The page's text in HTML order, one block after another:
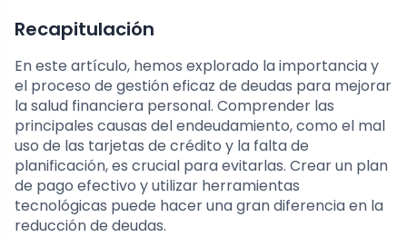
Recapitulación
En este artículo, hemos explorado la importancia y
el proceso de gestión eficaz de deudas para mejorar
la salud financiera personal. Comprender las
principales causas del endeudamiento, como el mal
uso de las tarjetas de crédito y la falta de
planificación, es crucial para evitarlas. Crear un plan
de pago efectivo y utilizar herramientas
tecnológicas puede hacer una gran diferencia en la
reducción de deudas.